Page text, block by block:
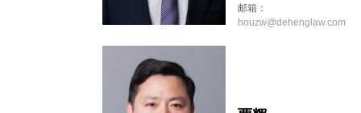
邮箱：
houzw@dehenglaw.com